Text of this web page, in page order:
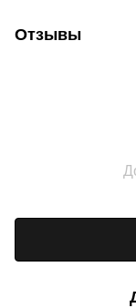
Отзывы